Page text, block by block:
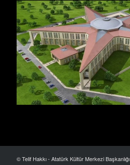
© Telif Hakkı - Atatürk Kültür Merkezi Başkanlığı